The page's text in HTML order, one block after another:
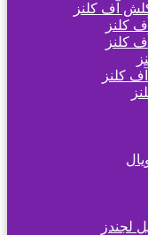
آف کلنز
کلنز
کلنز
کلنز